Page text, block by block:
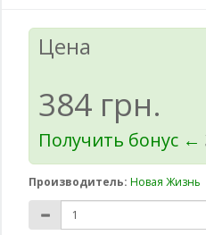
Цена
384 грн.
Получить бонус ←
Производитель: Новая Жизнь